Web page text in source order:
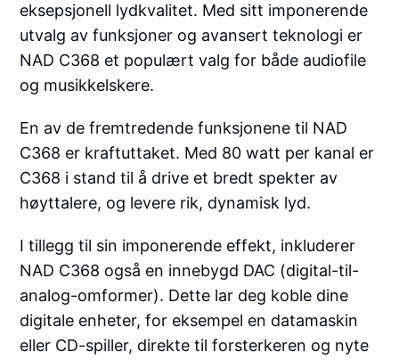
eksepsjonell lydkvalitet. Med sitt imponerende
utvalg av funksjoner og avansert teknologi er
NAD C368 et populært valg for både audiofile
og musikkelskere.
En av de fremtredende funksjonene til NAD
C368 er kraftuttaket. Med 80 watt per kanal er
C368 i stand til å drive et bredt spekter av
høyttalere, og levere rik, dynamisk lyd.
I tillegg til sin imponerende effekt, inkluderer
NAD C368 også en innebygd DAC (digital-til-
analog-omformer). Dette lar deg koble dine
digitale enheter, for eksempel en datamaskin
eller CD-spiller, direkte til forsterkeren og nyte